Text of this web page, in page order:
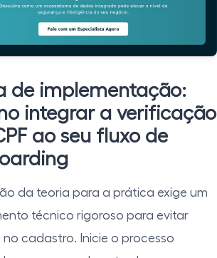
de implementação:
integrar a verificação
ao seu fluxo de
da teoria para a prática exige um
técnico rigoroso para evitar
no cadastro. Inicie o processo